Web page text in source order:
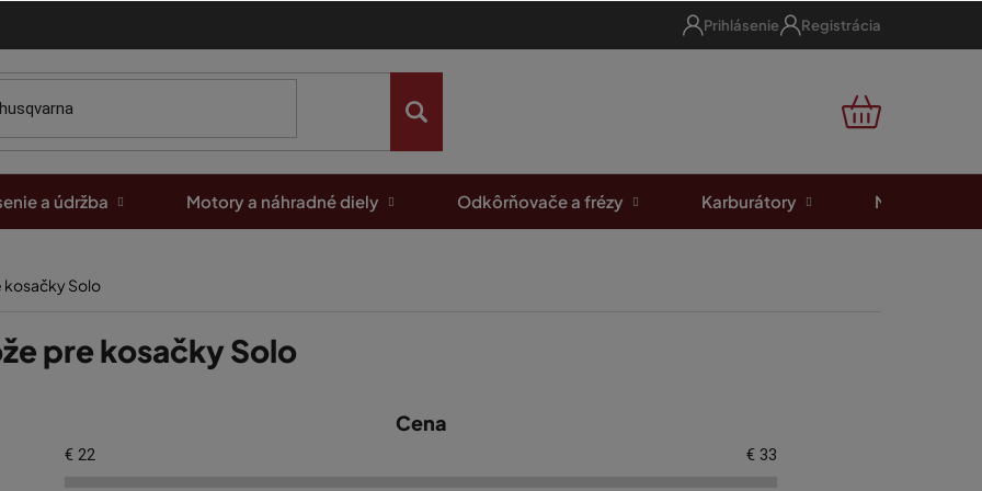
Prihlásenie Registrácia
NÁKUPNÝ
a údržba Motory a náhradné diely Odkôrňovače a frézy Karburátory Motorové
kosačky Solo
pre kosačky Solo
Cena
€ 22 € 33